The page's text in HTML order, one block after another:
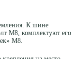
К шине
М8, комплектуют его
М8.